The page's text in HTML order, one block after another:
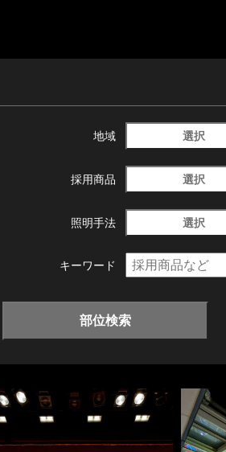
地域 選択
採用商品 選択
照明手法 選択
キーワード
部位検索